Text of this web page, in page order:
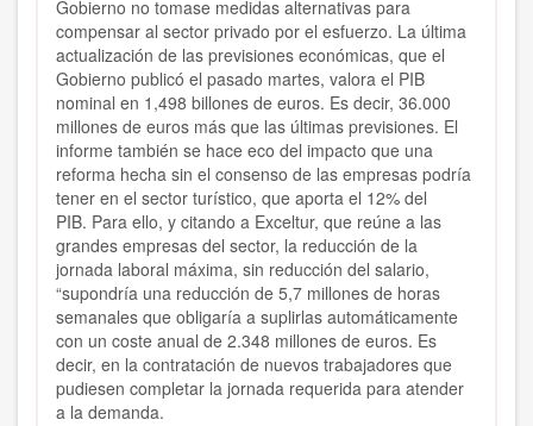
Gobierno no tomase medidas alternativas para
compensar al sector privado por el esfuerzo. La última
actualización de las previsiones económicas, que el
Gobierno publicó el pasado martes, valora el PIB
nominal en 1,498 billones de euros. Es decir, 36.000
millones de euros más que las últimas previsiones. El
informe también se hace eco del impacto que una
reforma hecha sin el consenso de las empresas podría
tener en el sector turístico, que aporta el 12% del
PIB. Para ello, y citando a Exceltur, que reúne a las
grandes empresas del sector, la reducción de la
jornada laboral máxima, sin reducción del salario,
“supondría una reducción de 5,7 millones de horas
semanales que obligaría a suplirlas automáticamente
con un coste anual de 2.348 millones de euros. Es
decir, en la contratación de nuevos trabajadores que
pudiesen completar la jornada requerida para atender
a la demanda.